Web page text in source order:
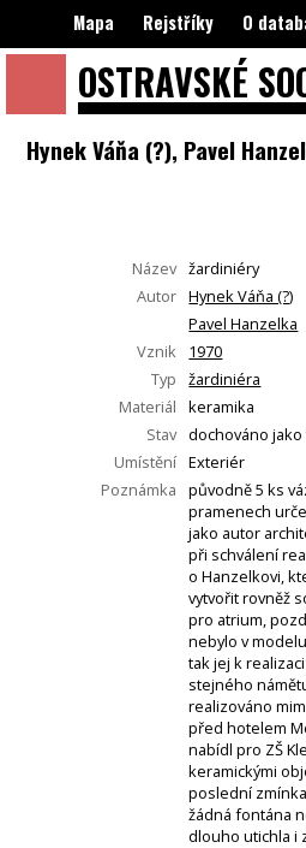
OSTRAVSKÉ
Mapa Rejstříky O
Hynek Váňa (?), Pavel
Název žardiniéry
Autor Hynek Váňa (?)
Pavel Hanzelka
Vznik
1970
Typ
žardiniéra
Materiál
keramika
Stav dochováno
Umístění Exteriér
Poznámka
původně 5 ks
pramenech
jako autor
při schválení
o Hanzelkovi,
vytvořit rovněž
pro atrium,
nebylo v
tak jej k
stejného
realizováno
před hotelem
nabídl pro ZŠ
keramickými
poslední
žádná fontána
dlouho utichla i